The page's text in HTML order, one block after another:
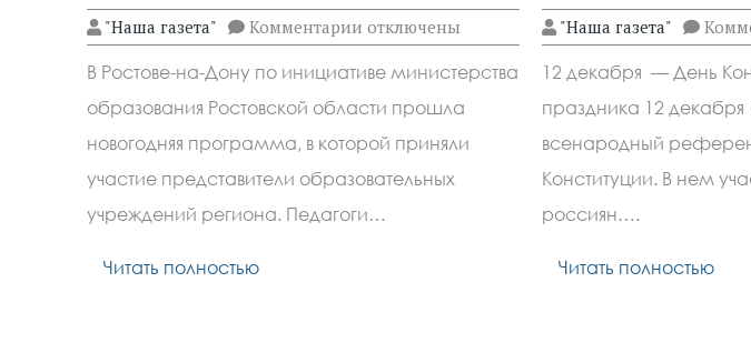
"Наша газета" Комментариик
записи
приняли
участие
в
областной
программе
отключены
В Ростове-на-Дону по инициативе министерства
образования Ростовской области прошла
новогодняя программа, в которой приняли
участие представители образовательных
учреждений региона. Педагоги…
Читать полностью
"Наша газета"
12 декабря — День
праздника 12 декабря
всенародный
Конституции. В нем
россиян….
Читать полностью